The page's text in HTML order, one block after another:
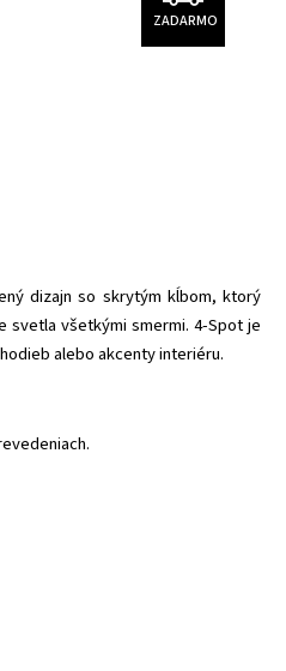
ZADARMO
dizajn so skrytým kĺbom, ktorý
svetla všetkými smermi. 4-Spot je
alebo akcenty interiéru.